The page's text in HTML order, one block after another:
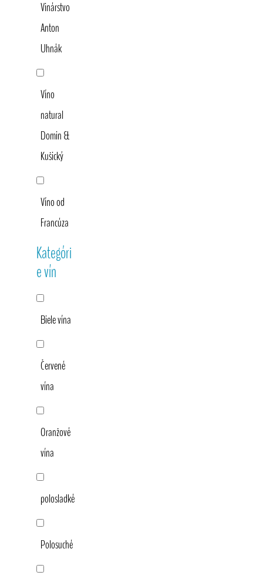
Vinárstvo
Anton
Uhnák
Víno
natural
Domin &
Kušický
Víno od
Francúza
Kategóri
e vín
Biele vína
Červené
vína
Oranžové
vína
polosladké
Polosuché